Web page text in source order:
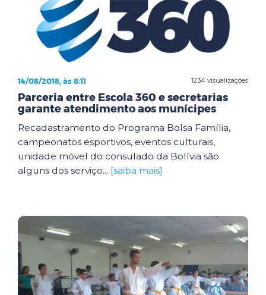
1234 visualizações
14/08/2018, às 8:11
Parceria entre Escola 360 e secretarias
garante atendimento aos munícipes
Recadastramento do Programa Bolsa Família,
campeonatos esportivos, eventos culturais,
unidade móvel do consulado da Bolívia são
alguns dos serviço... [saiba mais]